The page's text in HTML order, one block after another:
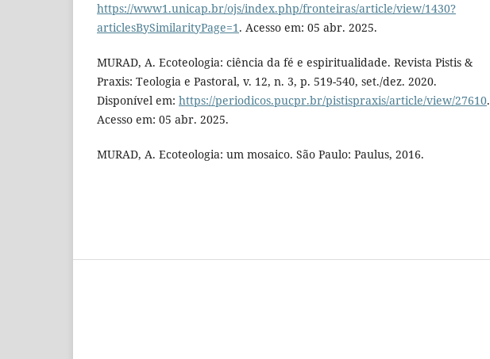
https://www1.unicap.br/ojs/index.php/fronteiras/article/view/1430?
articlesBySimilarityPage=1. Acesso em: 05 abr. 2025.
MURAD, A. Ecoteologia: ciência da fé e espiritualidade. Revista Pistis &
Praxis: Teologia e Pastoral, v. 12, n. 3, p. 519-540, set./dez. 2020.
Disponível em: https://periodicos.pucpr.br/pistispraxis/article/view/27610.
Acesso em: 05 abr. 2025.
MURAD, A. Ecoteologia: um mosaico. São Paulo: Paulus, 2016.